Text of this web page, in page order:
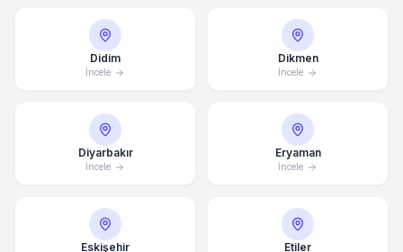
Didim
İncele
Dikmen
İncele
Diyarbakır
İncele
Eryaman
İncele
Eskişehir Etiler